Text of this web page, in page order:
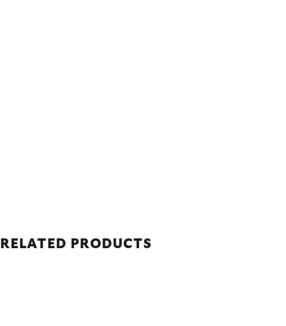
RELATED PRODUCTS